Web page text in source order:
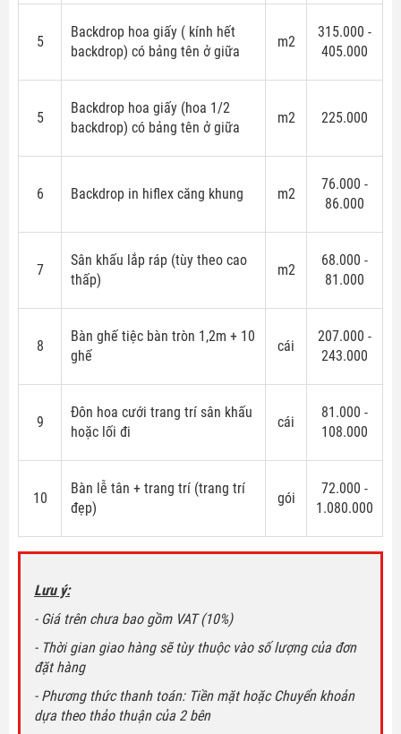
5
Backdrop hoa giấy ( kính hết
backdrop) có bảng tên ở giữa
m2
315.000 -
405.000
5
Backdrop hoa giấy (hoa 1/2
backdrop) có bảng tên ở giữa
m2 225.000
6 Backdrop in hiflex căng khung m2
76.000 -
86.000
7
Sân khấu lắp ráp (tùy theo cao
thấp)
m2
68.000 -
81.000
8
Bàn ghế tiệc bàn tròn 1,2m + 10
ghế
cái
207.000 -
243.000
9
Đôn hoa cưới trang trí sân khấu
hoặc lối đi
cái
81.000 -
108.000
10
Bàn lễ tân + trang trí (trang trí
đẹp)
gói
72.000 -
1.080.000
Lưu ý:
- Giá trên chưa bao gồm VAT (10%)
- Thời gian giao hàng sẽ tùy thuộc vào số lượng của đơn
đặt hàng
- Phương thức thanh toán: Tiền mặt hoặc Chuyển khoản
dựa theo thảo thuận của 2 bên